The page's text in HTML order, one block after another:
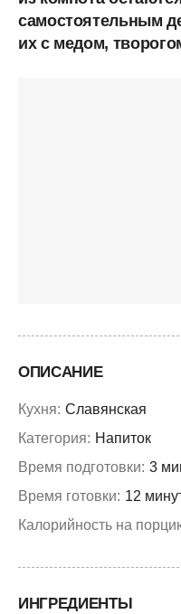
самостоятельным
их с медом,
ОПИСАНИЕ
Кухня: Славянская
Категория: Напиток
Время подготовки: 3
Время готовки: 12
Калорийность на
ИНГРЕДИЕНТЫ